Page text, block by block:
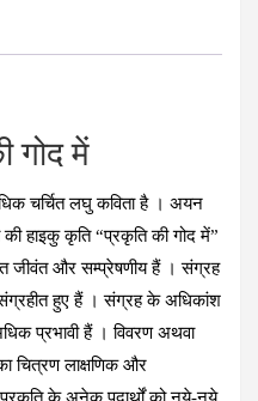
गोद में
चर्चित लघु कविता है । अयन
हाइकु कृति “प्रकृति की गोद में”
जीवंत और सम्प्रेषणीय हैं । संग्रह
हुए हैं । संग्रह के अधिकांश
प्रभावी हैं । विवरण अथवा
चित्रण लाक्षणिक और